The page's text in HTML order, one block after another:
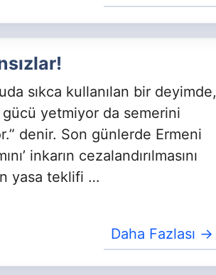
sıkca kullanılan bir deyimde,
gücü yetmiyor da semerini
denir. Son günlerde Ermeni
inkarın cezalandırılmasını
yasa teklifi …
Daha Fazlası →